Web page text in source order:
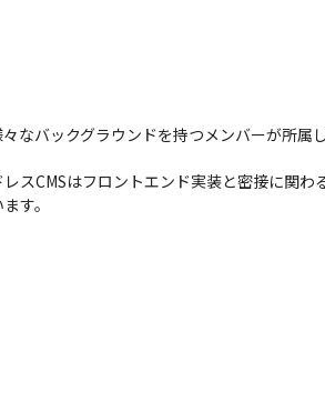
なバックグラウンドを持つメンバーが所属
スCMSはフロントエンド実装と密接に関わ
す。